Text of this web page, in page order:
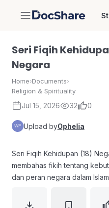
DocShare
Seri Fiqih
Negara
Home›Documents›
Religion & Spirituality
Jul 15, 2026 32 0
Upload byOphelia
Seri Fiqih Kehidupan (18)
membahas fikih tentang
dan peran negara dalam Islam,
publik seperti masjid, zakat,